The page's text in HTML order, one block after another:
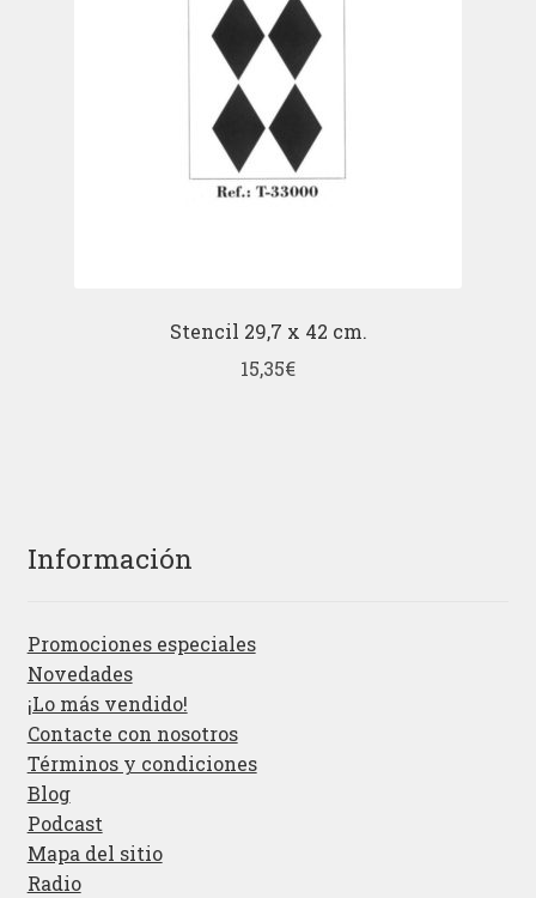
Stencil 29,7 x 42 cm.
15,35€
Información
Promociones especiales
Novedades
¡Lo más vendido!
Contacte con nosotros
Términos y condiciones
Blog
Podcast
Mapa del sitio
Radio